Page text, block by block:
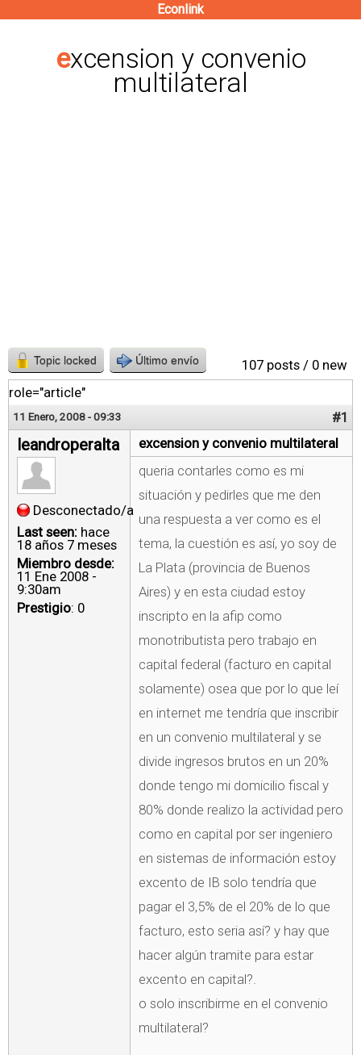
contenido
principal
Econlink
excension y convenio
multilateral
107 posts / 0 new
Topic locked Último envío
role="article"
11 Enero, 2008 - 09:33 #1
leandroperalta
Desconectado/a
Last seen: hace
18 años 7 meses
Miembro desde:
11 Ene 2008 -
9:30am
Prestigio: 0
excension y convenio multilateral
queria contarles como es mi
situación y pedirles que me den
una respuesta a ver como es el
tema, la cuestión es así, yo soy de
La Plata (provincia de Buenos
Aires) y en esta ciudad estoy
inscripto en la afip como
monotributista pero trabajo en
capital federal (facturo en capital
solamente) osea que por lo que leí
en internet me tendría que inscribir
en un convenio multilateral y se
divide ingresos brutos en un 20%
donde tengo mi domicilio fiscal y
80% donde realizo la actividad pero
como en capital por ser ingeniero
en sistemas de información estoy
excento de IB solo tendría que
pagar el 3,5% de el 20% de lo que
facturo, esto seria así? y hay que
hacer algún tramite para estar
excento en capital?.
o solo inscribirme en el convenio
multilateral?